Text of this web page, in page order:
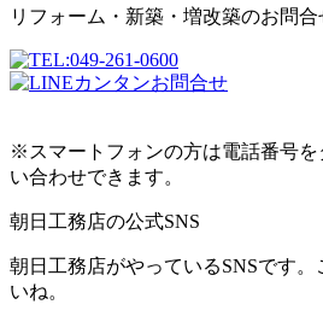
リフォーム・新築・増改築のお問
※スマートフォンの方は電話番号を
い合わせできます。
朝日工務店の公式SNS
朝日工務店がやっているSNSです
いね。